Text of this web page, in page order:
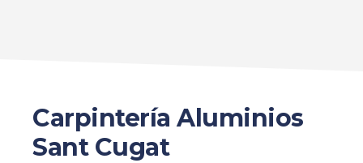
Carpintería Aluminios
Sant Cugat